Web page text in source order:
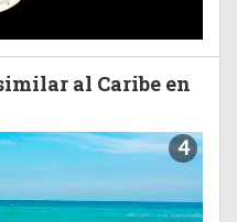
al Caribe en
4